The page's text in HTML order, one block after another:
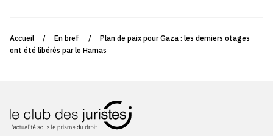
Accueil / En bref /
Plan de paix pour Gaza : les derniers otages
ont été libérés par le Hamas